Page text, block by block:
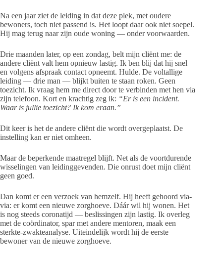
Na een jaar ziet de leiding in dat deze plek, met oudere
bewoners, toch niet passend is. Het loopt daar ook niet soepel.
Hij mag terug naar zijn oude woning — onder voorwaarden.
Drie maanden later, op een zondag, belt mijn cliënt me: de
andere cliënt valt hem opnieuw lastig. Ik ben blij dat hij snel
en volgens afspraak contact opneemt. Hulde. De voltallige
leiding — drie man — blijkt buiten te staan roken. Geen
toezicht. Ik vraag hem me direct door te verbinden met hen via
zijn telefoon. Kort en krachtig zeg ik: “Er is een incident.
Waar is jullie toezicht? Ik kom eraan.”
Dit keer is het de andere cliënt die wordt overgeplaatst. De
instelling kan er niet omheen.
Maar de beperkende maatregel blijft. Net als de voortdurende
wisselingen van leidinggevenden. Die onrust doet mijn cliënt
geen goed.
Dan komt er een verzoek van hemzelf. Hij heeft gehoord via-
via: er komt een nieuwe zorghoeve. Dáár wil hij wonen. Het
is nog steeds coronatijd — beslissingen zijn lastig. Ik overleg
met de coördinator, spar met andere mentoren, maak een
sterkte-zwakteanalyse. Uiteindelijk wordt hij de eerste
bewoner van de nieuwe zorghoeve.